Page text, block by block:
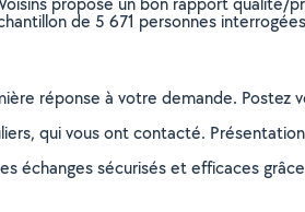
de 5 671 personnes
réponse à votre demande.
qui vous ont contacté.
échanges sécurisés et efficaces